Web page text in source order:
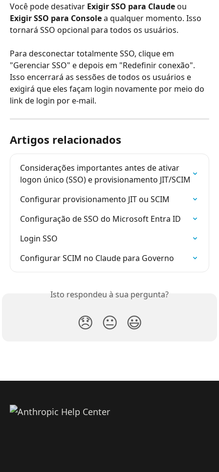
Você pode desativar Exigir SSO para Claude ou
Exigir SSO para Console a qualquer momento. Isso
tornará SSO opcional para todos os usuários.
Para desconectar totalmente SSO, clique em
"Gerenciar SSO" e depois em "Redefinir conexão".
Isso encerrará as sessões de todos os usuários e
exigirá que eles façam login novamente por meio do
link de login por e-mail.
Artigos relacionados
Considerações importantes antes de ativar
logon único (SSO) e provisionamento JIT/SCIM
Configurar provisionamento JIT ou SCIM
Configuração de SSO do Microsoft Entra ID
Login SSO
Configurar SCIM no Claude para Governo
Isto respondeu à sua pergunta?
😞 😐 😃